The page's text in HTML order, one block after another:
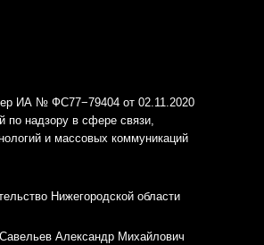
ИА № ФС77−79404 от 02.11.2020
по надзору в сфере связи,
и массовых коммуникаций
Нижегородской области
Александр Михайлович